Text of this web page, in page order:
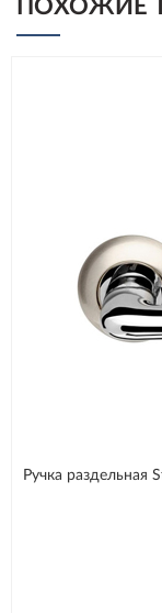
ПОХОЖИЕ
Ручка раздельная